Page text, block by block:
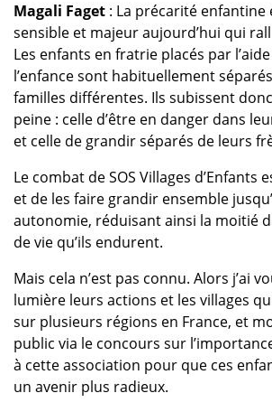
Magali Faget: La précarité enfantine
sensible et majeur aujourd’hui qui
Les enfants en fratrie placés par
l’enfance sont habituellement
familles différentes. Ils subissent
peine : celle d’être en danger dans
et celle de grandir séparés de leurs
Le combat de SOS Villages d’Enfants
et de les faire grandir ensemble
autonomie, réduisant ainsi la moitié
de vie qu’ils endurent.
Mais cela n’est pas connu. Alors j’ai
lumière leurs actions et les villages
sur plusieurs régions en France, et
public via le concours sur
à cette association pour que ces
un avenir plus radieux.